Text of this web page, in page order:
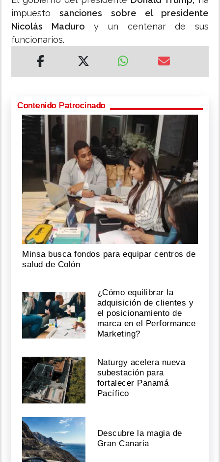
impuestosanciones sobre el presidente
Nicolás Maduro y un centenar de sus
funcionarios.
Contenido Patrocinado
Minsa busca fondos para equipar centros de
salud de Colón
¿Cómo equilibrar la
adquisición de clientes y
el posicionamiento de
marca en el Performance
Marketing?
Naturgy acelera nueva
subestación para
fortalecer Panamá
Pacífico
Descubre la magia de
Gran Canaria